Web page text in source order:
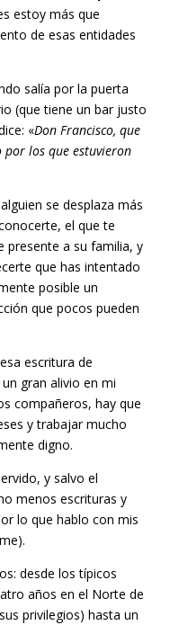
estoy más que
de esas entidades
salía por la puerta
(que tiene un bar justo
«Don Francisco, que
por los que estuvieron
se desplaza más
el que te
presente a su familia, y
que has intentado
posible un
que pocos pueden
escritura de
gran alivio en mi
compañeros, hay que
y trabajar mucho
digno.
y salvo el
menos escrituras y
lo que hablo con mis
desde los típicos
años en el Norte de
privilegios) hasta un